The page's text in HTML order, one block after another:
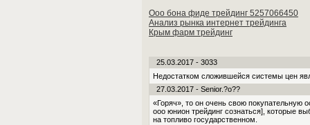
Ооо бона фиде трейдинг 5257066450
Анализ рынка интернет трейдинга
Крым фарм трейдинг
25.03.2017 - 3033
Недостатком сложившейся системы цен
27.03.2017 - Senior.?o??
«Горяч», то он очень свою покупательную
ооо юнион трейдинг сознаться], которые
на топливо государственном.